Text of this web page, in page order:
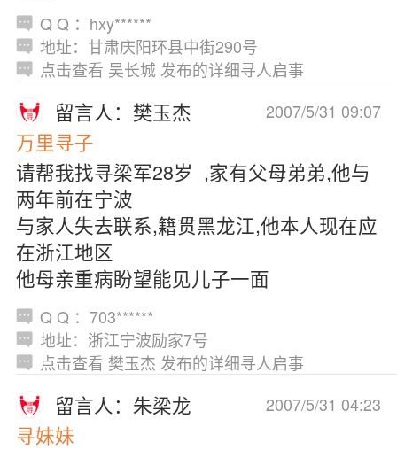
Q Q ：hxy******
地址：甘肃庆阳环县中街290号
点击查看 吴长城 发布的详细寻人启事
2007/5/31 09:07
留言人：樊玉杰
万里寻子
请帮我找寻梁军28岁 ,家有父母弟弟,他与
两年前在宁波
与家人失去联系,籍贯黑龙江,他本人现在应
在浙江地区
他母亲重病盼望能见儿子一面
Q Q ：703******
地址：浙江宁波励家7号
点击查看 樊玉杰 发布的详细寻人启事
2007/5/31 04:23
留言人：朱梁龙
寻妹妹